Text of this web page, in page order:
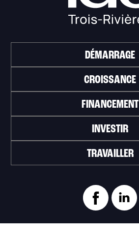
DÉMARRAGE
CROISSANCE
FINANCEMENT
INVESTIR
TRAVAILLER